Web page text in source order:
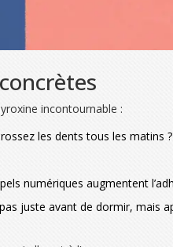
incontournable :
les dents tous les matins
numériques augmentent
juste avant de dormir, mais